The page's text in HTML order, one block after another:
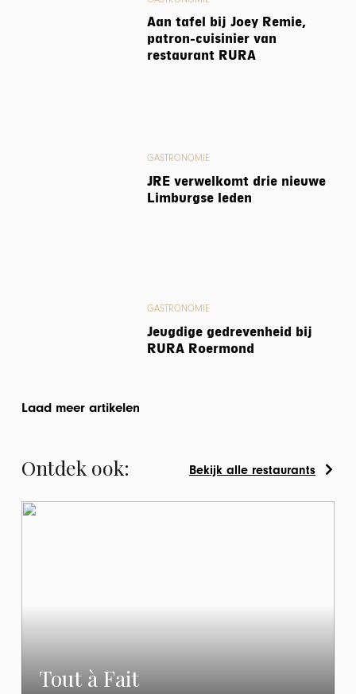
Aan tafel bij Joey Remie,
patron-cuisinier van
restaurant RURA
GASTRONOMIE
JRE verwelkomt drie nieuwe
Limburgse leden
GASTRONOMIE
Jeugdige gedrevenheid bij
RURA Roermond
Laad meer artikelen
Ontdek ook: Bekijk alle restaurants
Tout à Fait